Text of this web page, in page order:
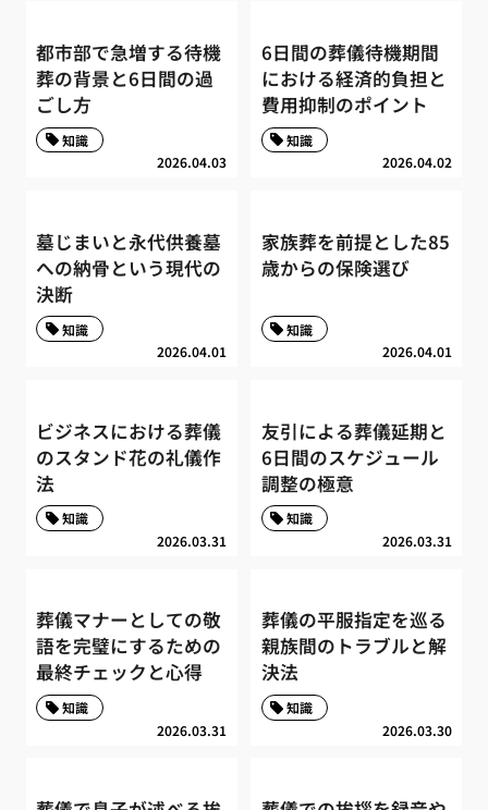
都市部で急増する待機
葬の背景と6日間の過
ごし方
2026.04.03
知識
6日間の葬儀待機期間
における経済的負担と
費用抑制のポイント
2026.04.02
知識
墓じまいと永代供養墓
への納骨という現代の
決断
2026.04.01
知識
家族葬を前提とした85
歳からの保険選び
2026.04.01
知識
ビジネスにおける葬儀
のスタンド花の礼儀作
法
2026.03.31
知識
友引による葬儀延期と
6日間のスケジュール
調整の極意
2026.03.31
知識
葬儀マナーとしての敬
語を完璧にするための
最終チェックと心得
2026.03.31
知識
葬儀の平服指定を巡る
親族間のトラブルと解
決法
2026.03.30
知識